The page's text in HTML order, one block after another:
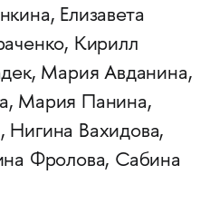
Елизавета
Кирилл
Мария Авданина,
Мария Панина,
Вахидова,
Фролова, Сабина